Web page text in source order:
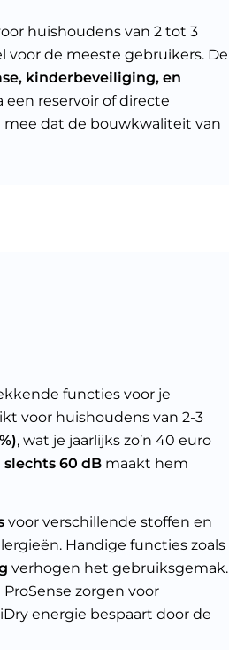
huishoudens van 2 tot 3
voor de meeste gebruikers. De
kinderbeveiliging, en
een reservoir of directe
mee dat de bouwkwaliteit van
functies voor je
voor huishoudens van 2-3
, wat je jaarlijks zo’n 40 euro
60 dB maakt hem
voor verschillende stoffen en
Handige functies zoals
verhogen het gebruiksgemak.
zorgen voor
energie bespaart door de